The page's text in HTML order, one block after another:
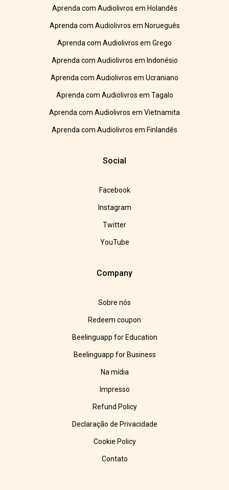
Aprenda com Audiolivros em Holandês
Aprenda com Audiolivros em Norueguês
Aprenda com Audiolivros em Grego
Aprenda com Audiolivros em Indonésio
Aprenda com Audiolivros em Ucraniano
Aprenda com Audiolivros em Tagalo
Aprenda com Audiolivros em Vietnamita
Aprenda com Audiolivros em Finlandês
Social
Facebook
Instagram
Twitter
YouTube
Company
Sobre nós
Redeem coupon
Beelinguapp for Education
Beelinguapp for Business
Na mídia
Impresso
Refund Policy
Declaração de Privacidade
Cookie Policy
Contato